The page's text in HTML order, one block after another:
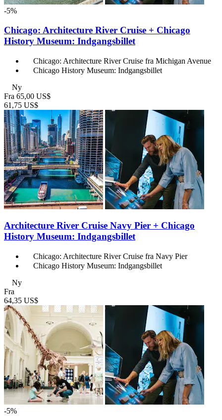
-5%
Chicago: Architecture River Cruise + Chicago
History Museum: Indgangsbillet
Chicago: Architecture River Cruise fra Michigan Avenue
Chicago History Museum: Indgangsbillet
Ny
Fra 65,00 US$
61,75 US$
Architecture River Cruise Navy Pier + Chicago
History Museum: Indgangsbillet
Chicago: Architecture River Cruise fra Navy Pier
Chicago History Museum: Indgangsbillet
Ny
Fra
64,35 US$
-5%